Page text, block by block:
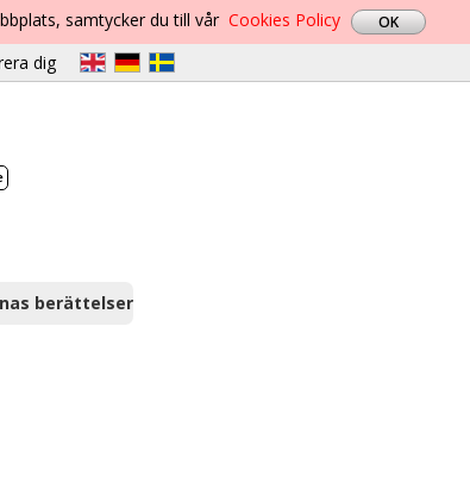
samtycker du till vår Cookies Policy
dig
berättelser